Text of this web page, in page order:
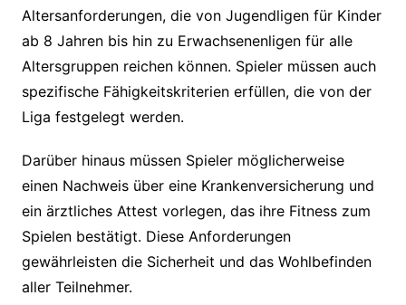
Altersanforderungen, die von Jugendligen für Kinder
ab 8 Jahren bis hin zu Erwachsenenligen für alle
Altersgruppen reichen können. Spieler müssen auch
spezifische Fähigkeitskriterien erfüllen, die von der
Liga festgelegt werden.
Darüber hinaus müssen Spieler möglicherweise
einen Nachweis über eine Krankenversicherung und
ein ärztliches Attest vorlegen, das ihre Fitness zum
Spielen bestätigt. Diese Anforderungen
gewährleisten die Sicherheit und das Wohlbefinden
aller Teilnehmer.